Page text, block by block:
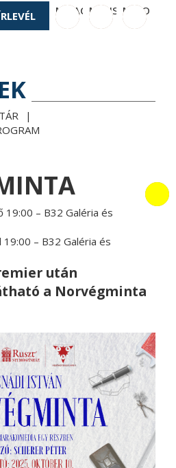
M_FACEBOOKM_INSTAGRAM
19:00 – B32 Galéria és
19:00 – B32 Galéria és
után
a Norvégminta